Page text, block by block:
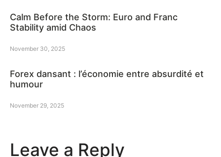
Calm Before the Storm: Euro and Franc
Stability amid Chaos
November 30, 2025
Forex dansant : l’économie entre absurdité et
humour
November 29, 2025
Leave a Reply